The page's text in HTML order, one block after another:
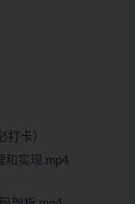
打卡）
和实现.mp4